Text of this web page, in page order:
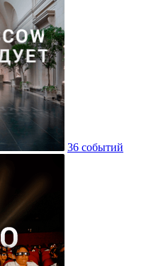
36 событий